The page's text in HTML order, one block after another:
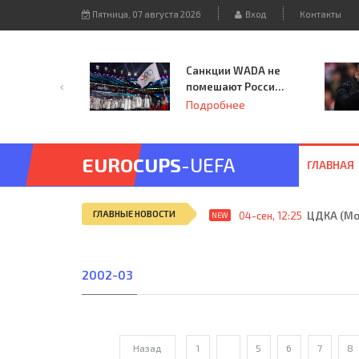
Пятница, 07 августа 2026 Вход Контакты
Санкции WADA не
помешают России
принять
Подробнее
EUROCUPS-UEFA ГЛАВНАЯ
ГЛАВНЫЕ НОВОСТИ NEW 04-сен, 12:25 ЦДКА
2002-03
Назад 1 5 6 7 8